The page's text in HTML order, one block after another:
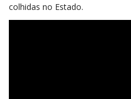
colhidas no Estado.